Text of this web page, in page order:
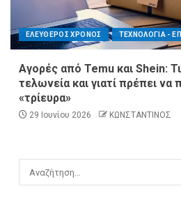
ΕΛΕΥΘΕΡΟΣ ΧΡΟΝΟΣ ΤΕΧΝΟΛΟΓΙΑ -
Αγορές από Temu και Shein:
τελωνεία και γιατί πρέπει να
«τρίευρα»
29 Ιουνίου 2026 ΚΩΝΣΤΑΝΤΙΝΟΣ